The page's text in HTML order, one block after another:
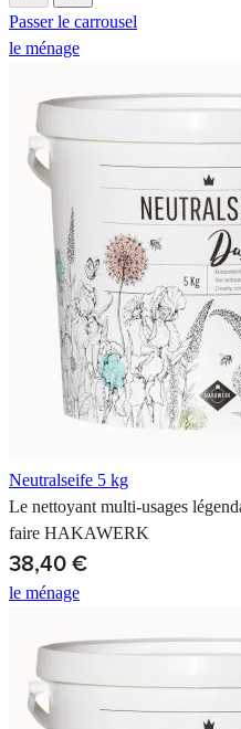
Les produits NEUTRALSEIFE
C'est pourquoi ils doivent être
Passer le carrousel
le ménage
Neutralseife 5 kg
Le nettoyant multi-usages
faire HAKAWERK
38,40 €
le ménage